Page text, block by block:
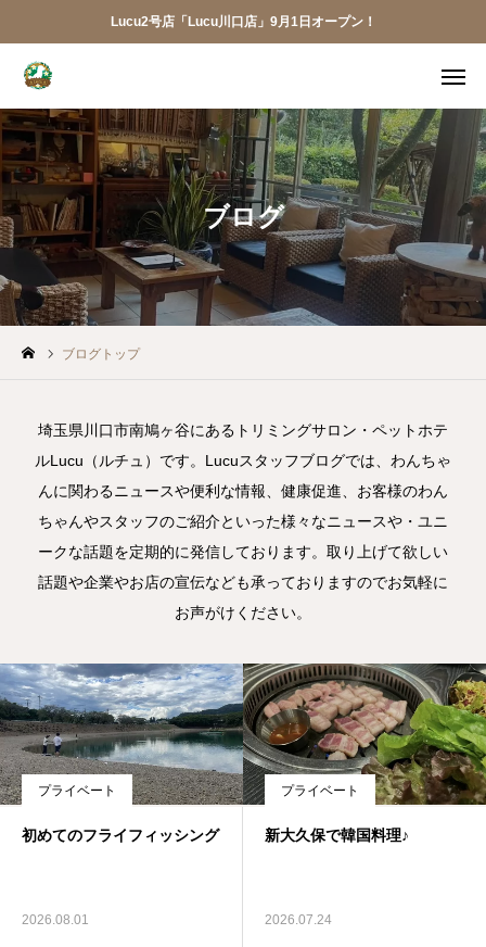
Lucu2号店「Lucu川口店」9月1日オープン！
ブログ
ブログトップ
埼玉県川口市南鳩ヶ谷にあるトリミングサロン・ペットホテ
ルLucu（ルチュ）です。Lucuスタッフブログでは、わんちゃ
んに関わるニュースや便利な情報、健康促進、お客様のわん
ちゃんやスタッフのご紹介といった様々なニュースや・ユニ
ークな話題を定期的に発信しております。取り上げて欲しい
話題や企業やお店の宣伝なども承っておりますのでお気軽に
お声がけください。
プライベート
初めてのフライフィッシング
2026.08.01
プライベート
新大久保で韓国料理♪
2026.07.24
ご予約 アクセス
メール
LINE アプリ
Lucu川口店
トリミング
犬の幼稚園
犬の送迎
ドッグカフェ
料金
NEWS
会社概要